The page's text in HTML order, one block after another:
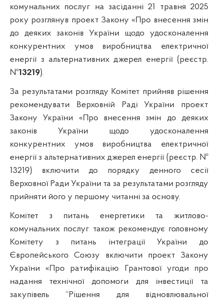
комунальних послуг на засіданні 21 травня 2025
року розглянув проект Закону «Про внесення змін
до деяких законів України щодо удосконалення
конкурентних умов виробництва електричної
енергії з альтернативних джерел енергії (реєстр.
№13219).
За результатами розгляду Комітет прийняв рішення
рекомендувати Верховній Раді України проект
Закону України «Про внесення змін до деяких
законів України щодо удосконалення
конкурентних умов виробництва електричної
енергії з альтернативних джерел енергії (реєстр. №
13219) включити до порядку денного сесії
Верховної Ради України та за результатами розгляду
прийняти його у першому читанні за основу.
Комітет з питань енергетики та житлово-
комунальних послуг також рекомендує головному
Комітету з питань інтеграції України до
Європейського Союзу включити проект Закону
України «Про ратифікацію Грантової угоди про
надання технічної допомоги для інвестиції та
закупівель “Рішення для відновлювальної